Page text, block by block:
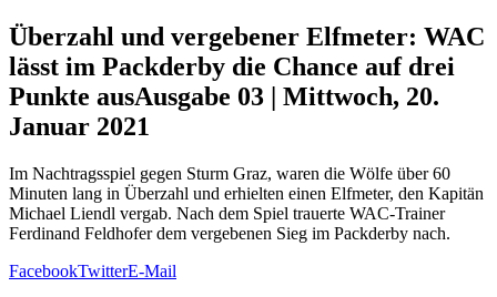
Überzahl und vergebener Elfmeter: WAC
lässt im Packderby die Chance auf drei
Punkte ausAusgabe 03 | Mittwoch, 20.
Januar 2021
Im Nachtragsspiel gegen Sturm Graz, waren die Wölfe über 60
Minuten lang in Überzahl und erhielten einen Elfmeter, den Kapitän
Michael Liendl vergab. Nach dem Spiel trauerte WAC-Trainer
Ferdinand Feldhofer dem vergebenen Sieg im Packderby nach.
FacebookTwitterE-Mail